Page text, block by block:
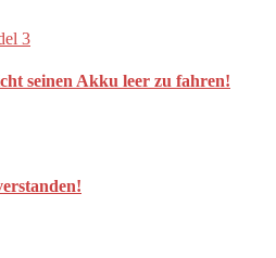
seinen Akku leer zu fahren!